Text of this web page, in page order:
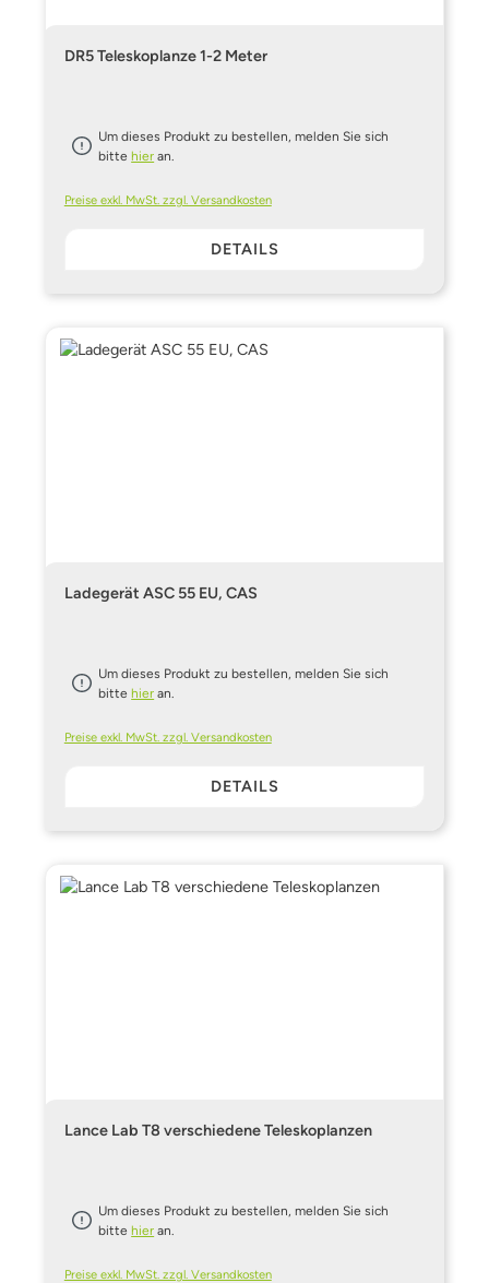
DR5 Teleskoplanze 1-2 Meter
Um dieses Produkt zu bestellen, melden Sie sich
bittehier an.
Preise exkl. MwSt. zzgl. Versandkosten
DETAILS
Ladegerät ASC 55 EU, CAS
Um dieses Produkt zu bestellen, melden Sie sich
bittehier an.
Preise exkl. MwSt. zzgl. Versandkosten
DETAILS
Lance Lab T8 verschiedene Teleskoplanzen
Um dieses Produkt zu bestellen, melden Sie sich
bittehier an.
Preise exkl. MwSt. zzgl. Versandkosten